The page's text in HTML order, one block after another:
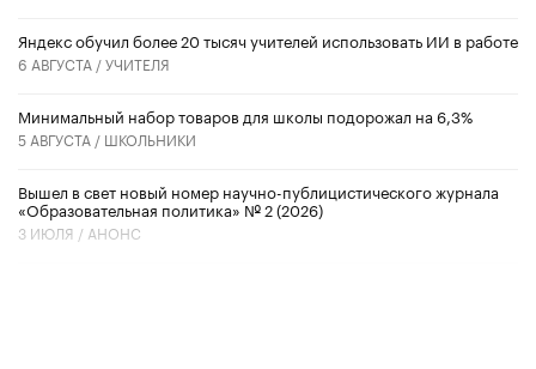
​Яндекс обучил более 20 тысяч учителей использовать ИИ в работе
6 АВГУСТА /УЧИТЕЛЯ
Минимальный набор товаров для школы подорожал на 6,3%
5 АВГУСТА / ШКОЛЬНИКИ
Вышел в свет новый номер научно-публицистического журнала
«Образовательная политика» № 2 (2026)
3 ИЮЛЯ / АНОНС